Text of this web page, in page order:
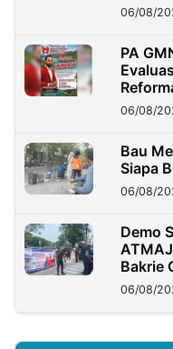
06/08/
PA
06/08/
Bau
Siapa
06/08/
Demo
Bakrie
06/08/